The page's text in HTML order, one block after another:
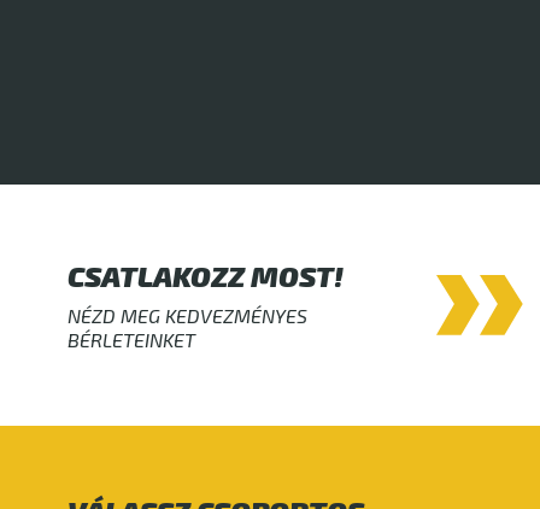
CSATLAKOZZ MOST!
NÉZD MEG KEDVEZMÉNYES
BÉRLETEINKET